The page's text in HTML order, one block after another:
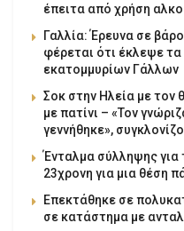
έπειτα από χρήση
Γαλλία: Έρευνα σε
φέρεται ότι έκλεψε
εκατομμυρίων Γάλλων
Σοκ στην Ηλεία με τον
με πατίνι – «Τον
γεννήθηκε»,
Ένταλμα σύλληψης
23χρονη για μια θέση
Επεκτάθηκε σε
σε κατάστημα με